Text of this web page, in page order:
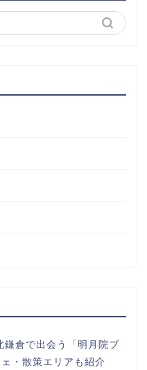
倉で出会う「明月院ブ
・散策エリアも紹介